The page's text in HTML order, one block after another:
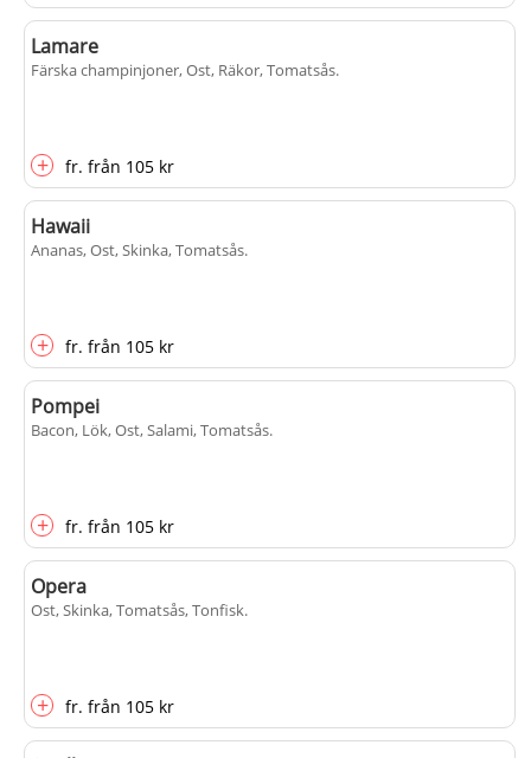
Lamare
Färska champinjoner, Ost, Räkor, Tomatsås.
+ fr. från 105 kr
Hawaii
Ananas, Ost, Skinka, Tomatsås.
+ fr. från 105 kr
Pompei
Bacon, Lök, Ost, Salami, Tomatsås.
+ fr. från 105 kr
Opera
Ost, Skinka, Tomatsås, Tonfisk.
+ fr. från 105 kr